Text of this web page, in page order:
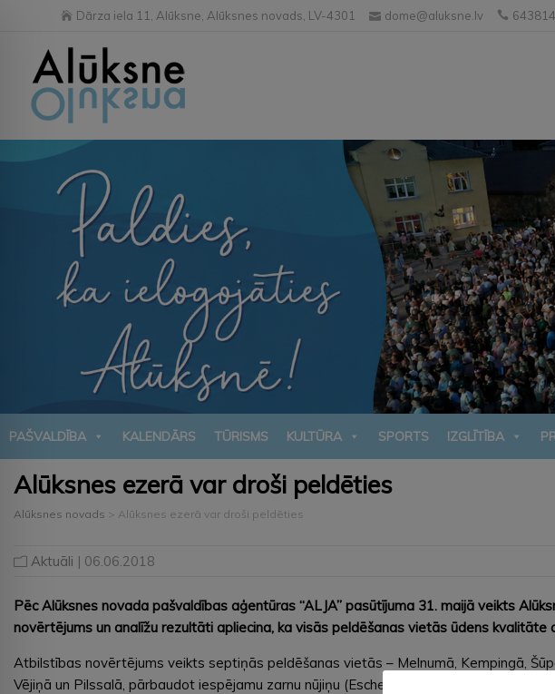
Dārza iela 11, Alūksne, Alūksnes novads, LV-4301 dome@aluksne.lv
PAŠVALDĪBA KALENDĀRS TŪRISMS KULTŪRA SPORTS IZGLĪTĪBA
Alūksnes ezerā var droši peldēties
Alūksnes novads > Alūksnes ezerā var droši peldēties
Aktuāli | 06.06.2018
Pēc Alūksnes novada pašvaldības aģentūras “ALJA” pasūtījuma 31. maijā veikts
novērtējums un analīžu rezultāti apliecina, ka visās peldēšanas vietās ūdens
Atbilstības novērtējums veikts septiņās peldēšanas vietās – Melnumā, Kempingā,
Vējiņā un Pilssalā, pārbaudot iespējamu zarnu nūjiņu (Escherichia coli), zarnu